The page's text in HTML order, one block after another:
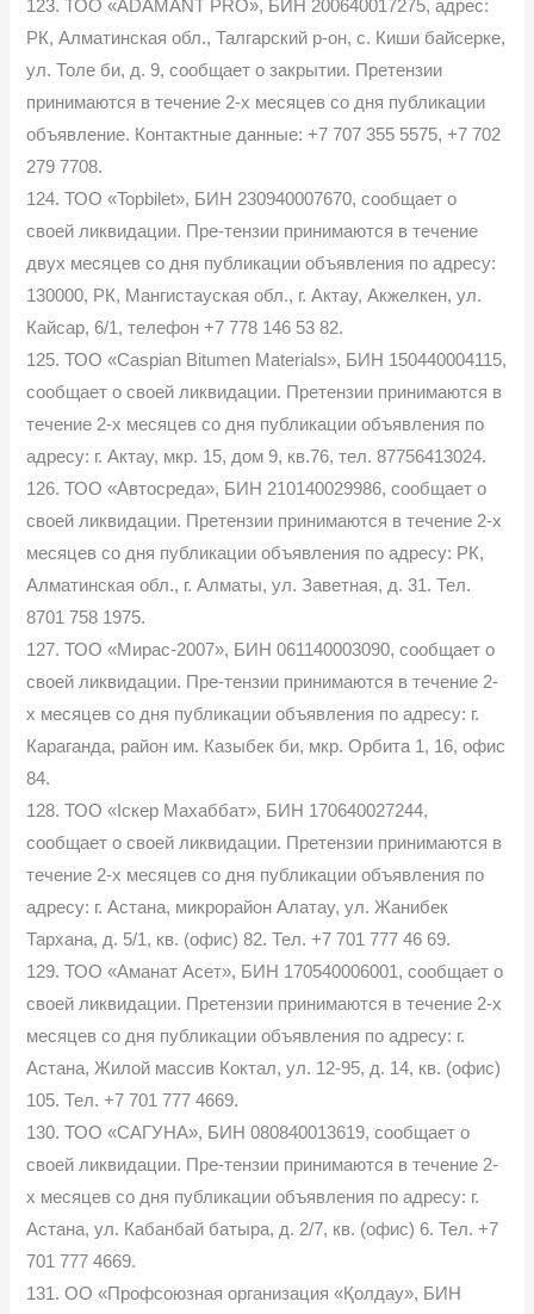
123. ТОО «ADAMANT PRO», БИН 200640017275, адрес:
РК, Алматинская обл., Талгарский р-он, с. Киши байсерке,
ул. Толе би, д. 9, сообщает о закрытии. Претензии
принимаются в течение 2-х месяцев со дня публикации
объявление. Контактные данные: +7 707 355 5575, +7 702
279 7708.
124. ТОО «Topbilet», БИН 230940007670, сообщает о
своей ликвидации. Пре-тензии принимаются в течение
двух месяцев со дня публикации объявления по адресу:
130000, РК, Мангистауская обл., г. Актау, Акжелкен, ул.
Кайсар, 6/1, телефон +7 778 146 53 82.
125. ТОО «Сaspian Bitumen Materials», БИН 150440004115,
сообщает о своей ликвидации. Претензии принимаются в
течение 2-х месяцев со дня публикации объявления по
адресу: г. Актау, мкр. 15, дом 9, кв.76, тел. 87756413024.
126. ТОО «Автосреда», БИН 210140029986, сообщает о
своей ликвидации. Претензии принимаются в течение 2-х
месяцев со дня публикации объявления по адресу: РК,
Алматинская обл., г. Алматы, ул. Заветная, д. 31. Тел.
8701 758 1975.
127. ТОО «Мирас-2007», БИН 061140003090, сообщает о
своей ликвидации. Пре-тензии принимаются в течение 2-
х месяцев со дня публикации объявления по адресу: г.
Караганда, район им. Казыбек би, мкр. Орбита 1, 16, офис
84.
128. ТОО «Іскер Махаббат», БИН 170640027244,
сообщает о своей ликвидации. Претензии принимаются в
течение 2-х месяцев со дня публикации объявления по
адресу: г. Астана, микрорайон Алатау, ул. Жанибек
Тархана, д. 5/1, кв. (офис) 82. Тел. +7 701 777 46 69.
129. ТОО «Аманат Асет», БИН 170540006001, сообщает о
своей ликвидации. Претензии принимаются в течение 2-х
месяцев со дня публикации объявления по адресу: г.
Астана, Жилой массив Коктал, ул. 12-95, д. 14, кв. (офис)
105. Тел. +7 701 777 4669.
130. ТОО «САГУНА», БИН 080840013619, сообщает о
своей ликвидации. Пре-тензии принимаются в течение 2-
х месяцев со дня публикации объявления по адресу: г.
Астана, ул. Кабанбай батыра, д. 2/7, кв. (офис) 6. Тел. +7
701 777 4669.
131. ОО «Профсоюзная организация «Қолдау», БИН